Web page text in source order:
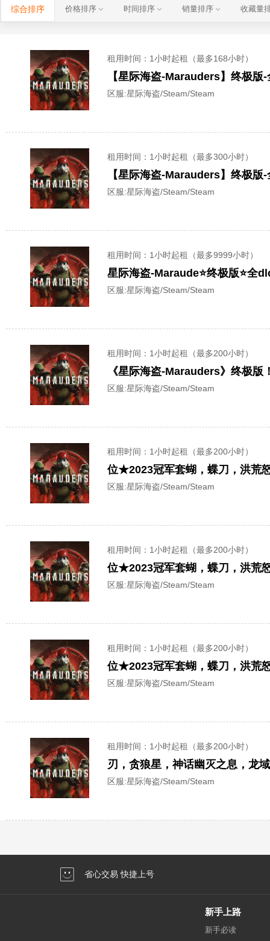
综合排序 价格排序 时间排序 销量排序 收藏量
租用时间 ：1小时起租（最多168小时）
【星际海盗-Marauders】终极
区服:星际海盗/Steam/Steam
租用时间 ：1小时起租（最多300小时）
【星际海盗-Marauders】终极
区服:星际海盗/Steam/Steam
租用时间 ：1小时起租（最多9999小时）
星际海盗-Maraude⭐终极版⭐全
区服:星际海盗/Steam/Steam
租用时间 ：1小时起租（最多200小时）
《星际海盗-Marauders》终极
区服:星际海盗/Steam/Steam
租用时间 ：1小时起租（最多200小时）
位★2023冠军套蝴，蝶刀，洪荒
区服:星际海盗/Steam/Steam
租用时间 ：1小时起租（最多200小时）
位★2023冠军套蝴，蝶刀，洪荒
区服:星际海盗/Steam/Steam
租用时间 ：1小时起租（最多200小时）
位★2023冠军套蝴，蝶刀，洪荒
区服:星际海盗/Steam/Steam
租用时间 ：1小时起租（最多200小时）
刃，贪狼星，神话幽灭之息，龙
区服:星际海盗/Steam/Steam
省心交易 快捷上号
新手上路
新手必读